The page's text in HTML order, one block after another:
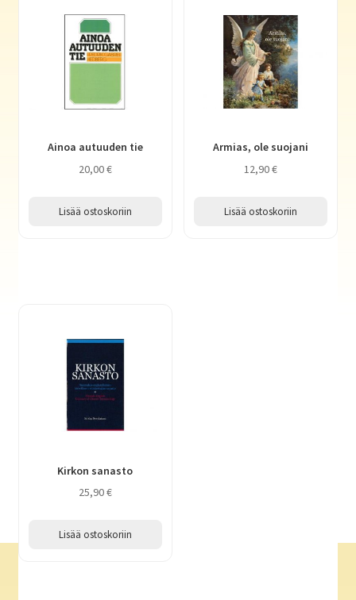
Ainoa autuuden tie
20,00€
Lisää ostoskoriin
Armias, ole suojani
12,90€
Lisää ostoskoriin
Kirkon sanasto
25,90€
Lisää ostoskoriin